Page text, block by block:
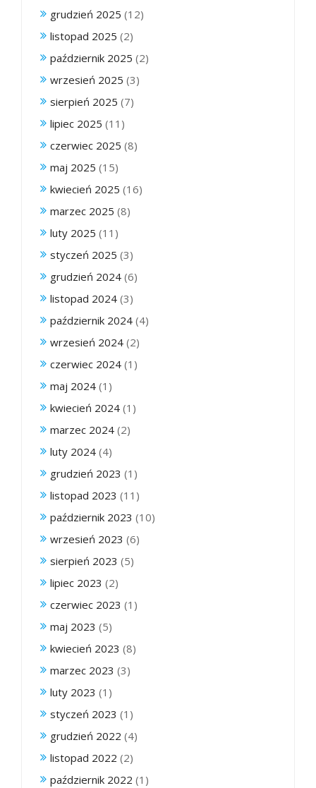
grudzień 2025 (12)
listopad 2025 (2)
październik 2025 (2)
wrzesień 2025 (3)
sierpień 2025 (7)
lipiec 2025 (11)
czerwiec 2025 (8)
maj 2025 (15)
kwiecień 2025 (16)
marzec 2025 (8)
luty 2025 (11)
styczeń 2025 (3)
grudzień 2024 (6)
listopad 2024 (3)
październik 2024 (4)
wrzesień 2024 (2)
czerwiec 2024 (1)
maj 2024 (1)
kwiecień 2024 (1)
marzec 2024 (2)
luty 2024 (4)
grudzień 2023 (1)
listopad 2023 (11)
październik 2023 (10)
wrzesień 2023 (6)
sierpień 2023 (5)
lipiec 2023 (2)
czerwiec 2023 (1)
maj 2023 (5)
kwiecień 2023 (8)
marzec 2023 (3)
luty 2023 (1)
styczeń 2023 (1)
grudzień 2022 (4)
listopad 2022 (2)
październik 2022 (1)